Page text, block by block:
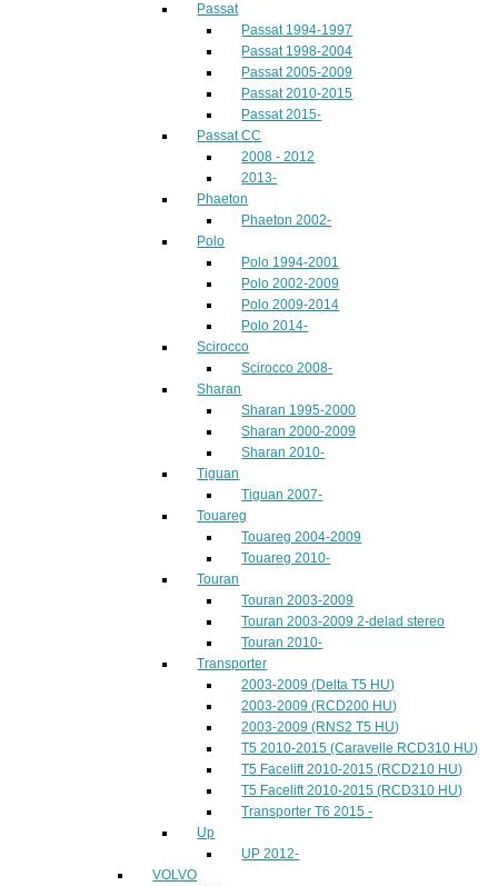
Passat
Passat 1994-1997
Passat 1998-2004
Passat 2005-2009
Passat 2010-2015
Passat 2015-
Passat CC
2008 - 2012
2013-
Phaeton
Phaeton 2002-
Polo
Polo 1994-2001
Polo 2002-2009
Polo 2009-2014
Polo 2014-
Scirocco
Scirocco 2008-
Sharan
Sharan 1995-2000
Sharan 2000-2009
Sharan 2010-
Tiguan
Tiguan 2007-
Touareg
Touareg 2004-2009
Touareg 2010-
Touran
Touran 2003-2009
Touran 2003-2009 2-delad stereo
Touran 2010-
Transporter
2003-2009 (Delta T5 HU)
2003-2009 (RCD200 HU)
2003-2009 (RNS2 T5 HU)
T5 2010-2015 (Caravelle RCD310 HU)
T5 Facelift 2010-2015 (RCD210 HU)
T5 Facelift 2010-2015 (RCD310 HU)
Transporter T6 2015 -
Up
UP 2012-
VOLVO